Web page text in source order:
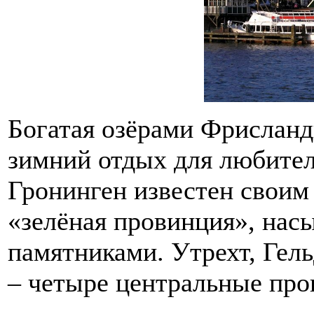
Богатая озёрами
зимний отдых для
Гронинген известен
«зелёная провинция»,
памятниками. Утрехт,
– четыре центральные